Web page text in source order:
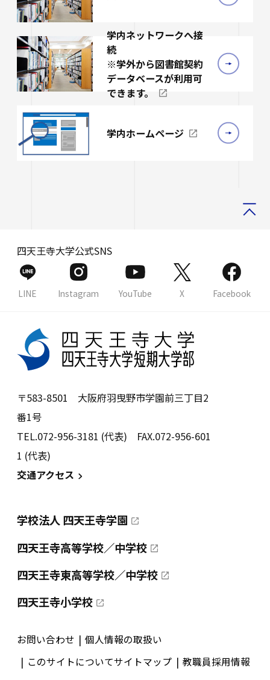
学内ネットワークへ接
続
※学外から図書館契約
データベースが利用可
できます。
学内ホームページ
四天王寺大学公式SNS
LINE Instagram YouTube X Facebook
〒583-8501 大阪府羽曳野市学園前三丁目2
番1号
TEL.072-956-3181 (代表) FAX.072-956-601
1 (代表)
交通アクセス
学校法人 四天王寺学園
四天王寺高等学校／中学校
四天王寺東高等学校／中学校
四天王寺小学校
お問い合わせ
個人情報の取扱い
このサイトについてサイトマップ 教職員採用情報